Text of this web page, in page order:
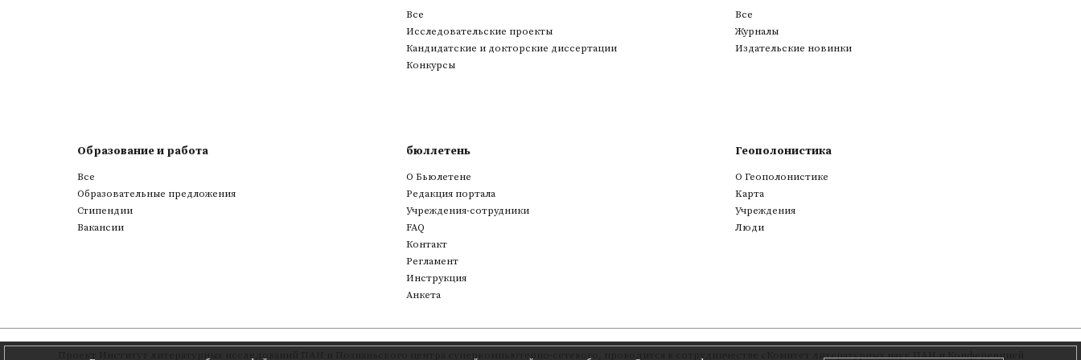
Все
Исследовательские проекты
Кандидатские и докторские диссертации
Конкурсы
Все
Журналы
Издательские новинки
Образование и работа
Все
Образовательные предложения
Стипендии
Вакансии
бюллетень
О Бьюлетене
Редакция портала
Учреждения-сотрудники
FAQ
Контакт
Регламент
Инструкция
Анкета
Геополонистика
О Геополонистике
Kарта
Учреждения
Люди
Институт литературных исследований ПАН Познаньского центра суперкомпьютерно-сетевого Комитет литературных наук ПАНи Конференцией